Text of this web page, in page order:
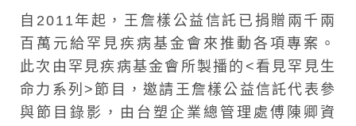
自2011年起，王詹樣公益信託已捐贈兩千兩
百萬元給罕見疾病基金會來推動各項專案。
此次由罕見疾病基金會所製播的<看見罕見生
命力系列>節目，邀請王詹樣公益信託代表參
與節目錄影，由台塑企業總管理處傅陳卿資